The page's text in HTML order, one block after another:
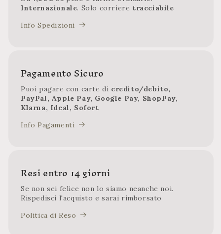
Internazionale. Solo corriere tracciabile
Info Spedizioni
Pagamento Sicuro
Puoi pagare con carte di credito/debito,
PayPal, Apple Pay, Google Pay, ShopPay,
Klarna, Ideal, Sofort
Info Pagamenti
Resi entro 14 giorni
Se non sei felice non lo siamo neanche noi.
Rispedisci l'acquisto e sarai rimborsato
Politica di Reso